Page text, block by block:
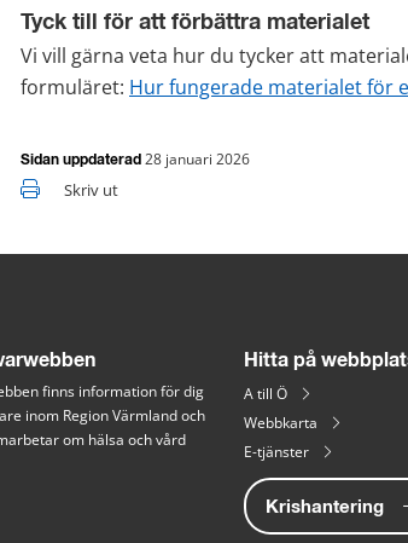
Tyck till för att förbättra materialet
Vi vill gärna veta hur du tycker att
formuläret: Hur fungerade materialet för
Sidan uppdaterad 28 januari 2026
Skriv ut
finns information för dig
inom Region Värmland och
om hälsa och vård
Hitta på
A till Ö
Webbkarta
E-tjänster
Krishantering